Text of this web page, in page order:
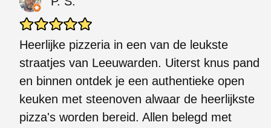
Heerlijke pizzeria in een van de leukste
straatjes van Leeuwarden. Uiterst knus pand
en binnen ontdek je een authentieke open
keuken met steenoven alwaar de heerlijkste
pizza's worden bereid. Allen belegd met